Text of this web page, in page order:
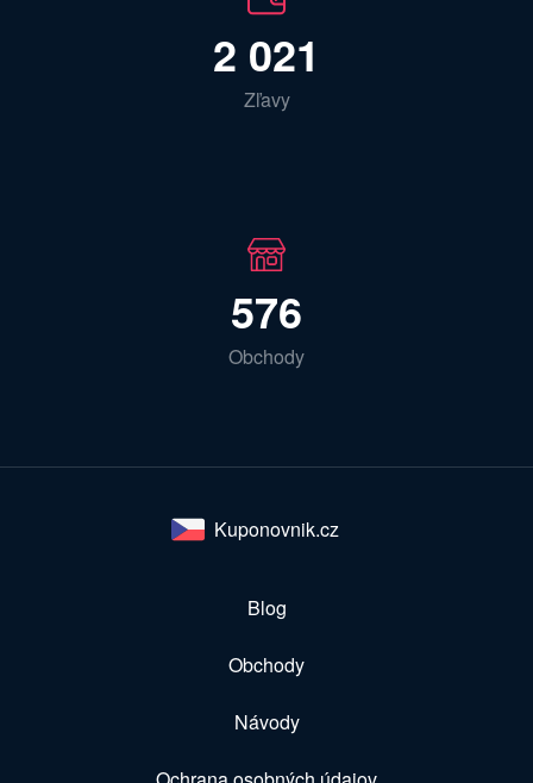
2 021
Zľavy
576
Obchody
Kuponovnik.cz
Blog
Obchody
Návody